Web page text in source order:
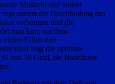
Muskeln und lindert
zudem die Durchblutung des
vorbeugen und die
man kurz vor dem
vielen Fällen den
liegt die optimale
und 38 Grad, die Badedauer